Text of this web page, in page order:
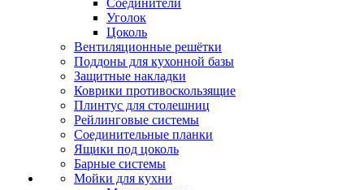
Соединители
Уголок
Цоколь
Вентиляционные решётки
Поддоны для кухонной базы
Защитные накладки
Коврики противоскользящие
Плинтус для столешниц
Рейлинговые системы
Соединительные планки
Ящики под цоколь
Барные системы
Мойки для кухни